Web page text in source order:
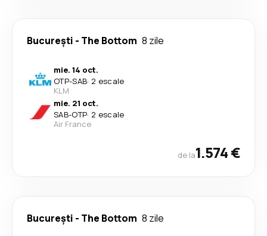
București - The Bottom 8 zile
mie. 14 oct.
OTP-SAB· 2 escale
KLM
mie. 21 oct.
SAB-OTP· 2 escale
Air France
de la1.574 €
București - The Bottom 8 zile